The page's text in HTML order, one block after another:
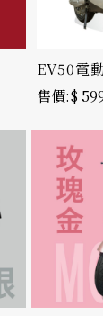
EV50電
$